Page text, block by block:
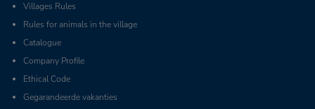
Villages Rules
Rules for animals in the village
Catalogue
Company Profile
Ethical Code
Gegarandeerde vakanties